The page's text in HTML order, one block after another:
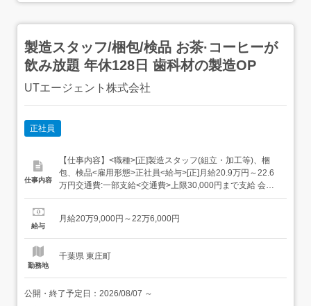
製造スタッフ/梱包/検品 お茶·コーヒーが
飲み放題 年休128日 歯科材の製造OP
UTエージェント株式会社
正社員
仕事内容
【仕事内容】<職種>[正]製造スタッフ(組立・加工等)、梱
包、検品<雇用形態>正社員<給与>[正]月給20.9万円～22.6
万円交通費:一部支給<交通費>上限30,000円まで支給 会社
規定有り月給:209,000円～226,000円(月給+各種手当) 日払
り可能!スマホからいつでも、カンタン申請!<仕事...
給与
月給20万9,000円～22万6,000円
勤務地
千葉県 東庄町
公開・終了予定日： 2026/08/07 ～